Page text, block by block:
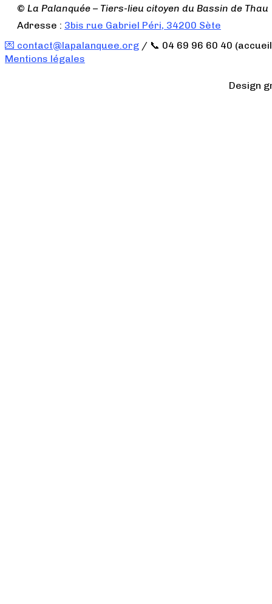
© La Palanquée – Tiers-lieu citoyen du Bassin de Thau
Adresse : 3bis rue Gabriel Péri, 34200 Sète
💌 contact@lapalanquee.org / 📞 04 69 96 60 40
Mentions légales
Design